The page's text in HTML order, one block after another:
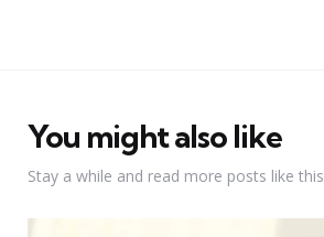
You might also like
Stay a while and read more posts like this